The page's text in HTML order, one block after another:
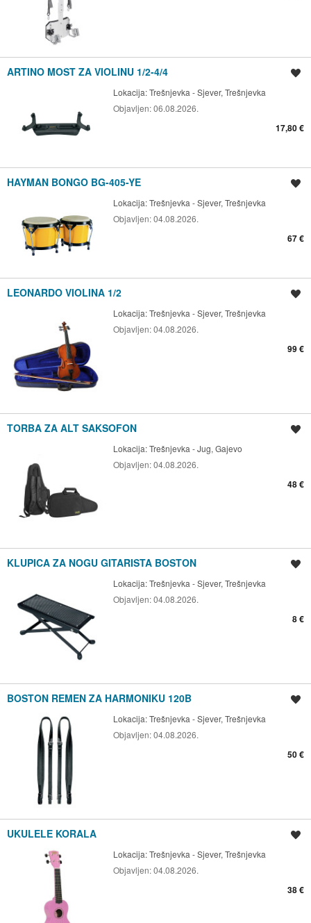
ARTINO MOST ZA VIOLINU 1/2-4/4
Lokacija:Trešnjevka - Sjever, Trešnjevka
Objavljen:06.08.2026.
17,80 €
HAYMAN BONGO BG-405-YE
Lokacija:Trešnjevka - Sjever, Trešnjevka
Objavljen:04.08.2026.
67 €
LEONARDO VIOLINA 1/2
Lokacija:Trešnjevka - Sjever, Trešnjevka
Objavljen:04.08.2026.
99 €
TORBA ZA ALT SAKSOFON
Lokacija:Trešnjevka - Jug, Gajevo
Objavljen:04.08.2026.
48 €
KLUPICA ZA NOGU GITARISTA BOSTON
Lokacija:Trešnjevka - Sjever, Trešnjevka
Objavljen:04.08.2026.
8 €
BOSTON REMEN ZA HARMONIKU 120B
Lokacija:Trešnjevka - Sjever, Trešnjevka
Objavljen:04.08.2026.
50 €
UKULELE KORALA
Lokacija:Trešnjevka - Sjever, Trešnjevka
Objavljen:04.08.2026.
38 €